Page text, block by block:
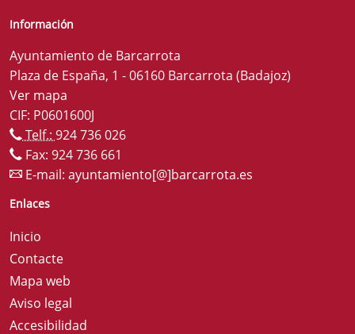
Información
Ayuntamiento de Barcarrota
Plaza de España, 1 - 06160 Barcarrota (Badajoz)
Ver mapa
CIF: P0601600J
Telf.: 924 736 026
Fax: 924 736 661
E-mail: ayuntamiento[@]barcarrota.es
Enlaces
Inicio
Contacte
Mapa web
Aviso legal
Accesibilidad